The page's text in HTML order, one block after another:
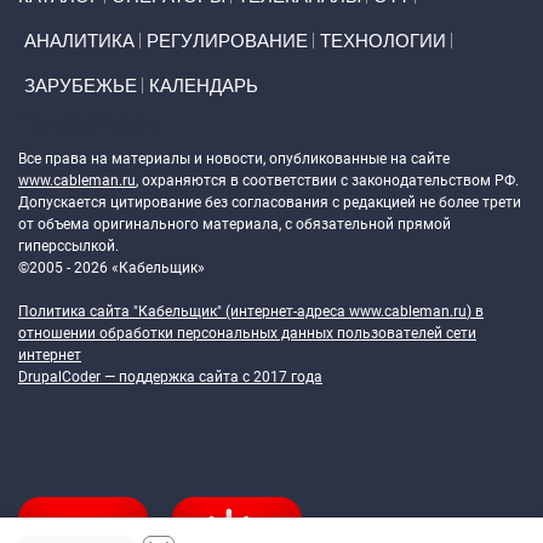
АНАЛИТИКА РЕГУЛИРОВАНИЕ ТЕХНОЛОГИИ
ЗАРУБЕЖЬЕ КАЛЕНДАРЬ
Все права на материалы и новости, опубликованные на сайте
www.cableman.ru, охраняются в соответствии с законодательством РФ.
Допускается цитирование без согласования с редакцией не более трети
от объема оригинального материала, с обязательной прямой
гиперссылкой.
©2005 - 2026 «Кабельщик»
Политика сайта "Кабельщик" (интернет-адреса www.cableman.ru) в
отношении обработки персональных данных пользователей сети
интернет
DrupalCoder — поддержка сайта c 2017 года